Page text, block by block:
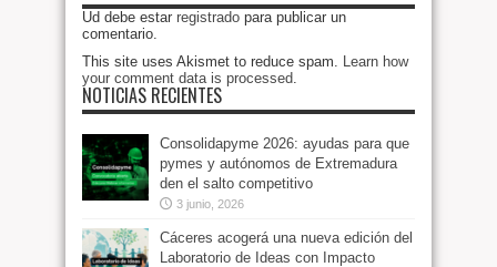
Ud debe estar registrado para publicar un
comentario.
This site uses Akismet to reduce spam. Learn how
your comment data is processed.
NOTICIAS RECIENTES
Consolidapyme 2026: ayudas para que
pymes y autónomos de Extremadura
den el salto competitivo
3 junio, 2026
Cáceres acogerá una nueva edición del
Laboratorio de Ideas con Impacto